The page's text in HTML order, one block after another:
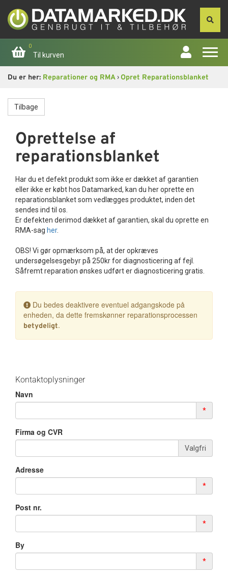
0
Til kurven
Apple
Computer
Skærme
Smartphone
Tablet
Reparationer og RMA
Reservedele
B2B-Opkøb
Du er her: Reparationer og RMA›Opret Reparationsblanket
Tilbage
Oprettelse af
reparationsblanket
Har du et defekt produkt som ikke er dækket af garantien
eller ikke er købt hos Datamarked, kan du her oprette en
reparationsblanket som vedlægges produktet, inden det
sendes ind til os.
Er defekten derimod dækket af garantien, skal du oprette en
RMA-sag her.
OBS! Vi gør opmærksom på, at der opkræves
undersøgelsesgebyr på 250kr for diagnosticering af fejl.
Såfremt reparation ønskes udført er diagnosticering gratis.
Du bedes deaktivere eventuel adgangskode på
enheden, da dette fremskønner reparationsprocessen
betydeligt.
Kontaktoplysninger
Navn
*
Firma og CVR
Valgfri
Adresse
*
Post nr.
*
By
*